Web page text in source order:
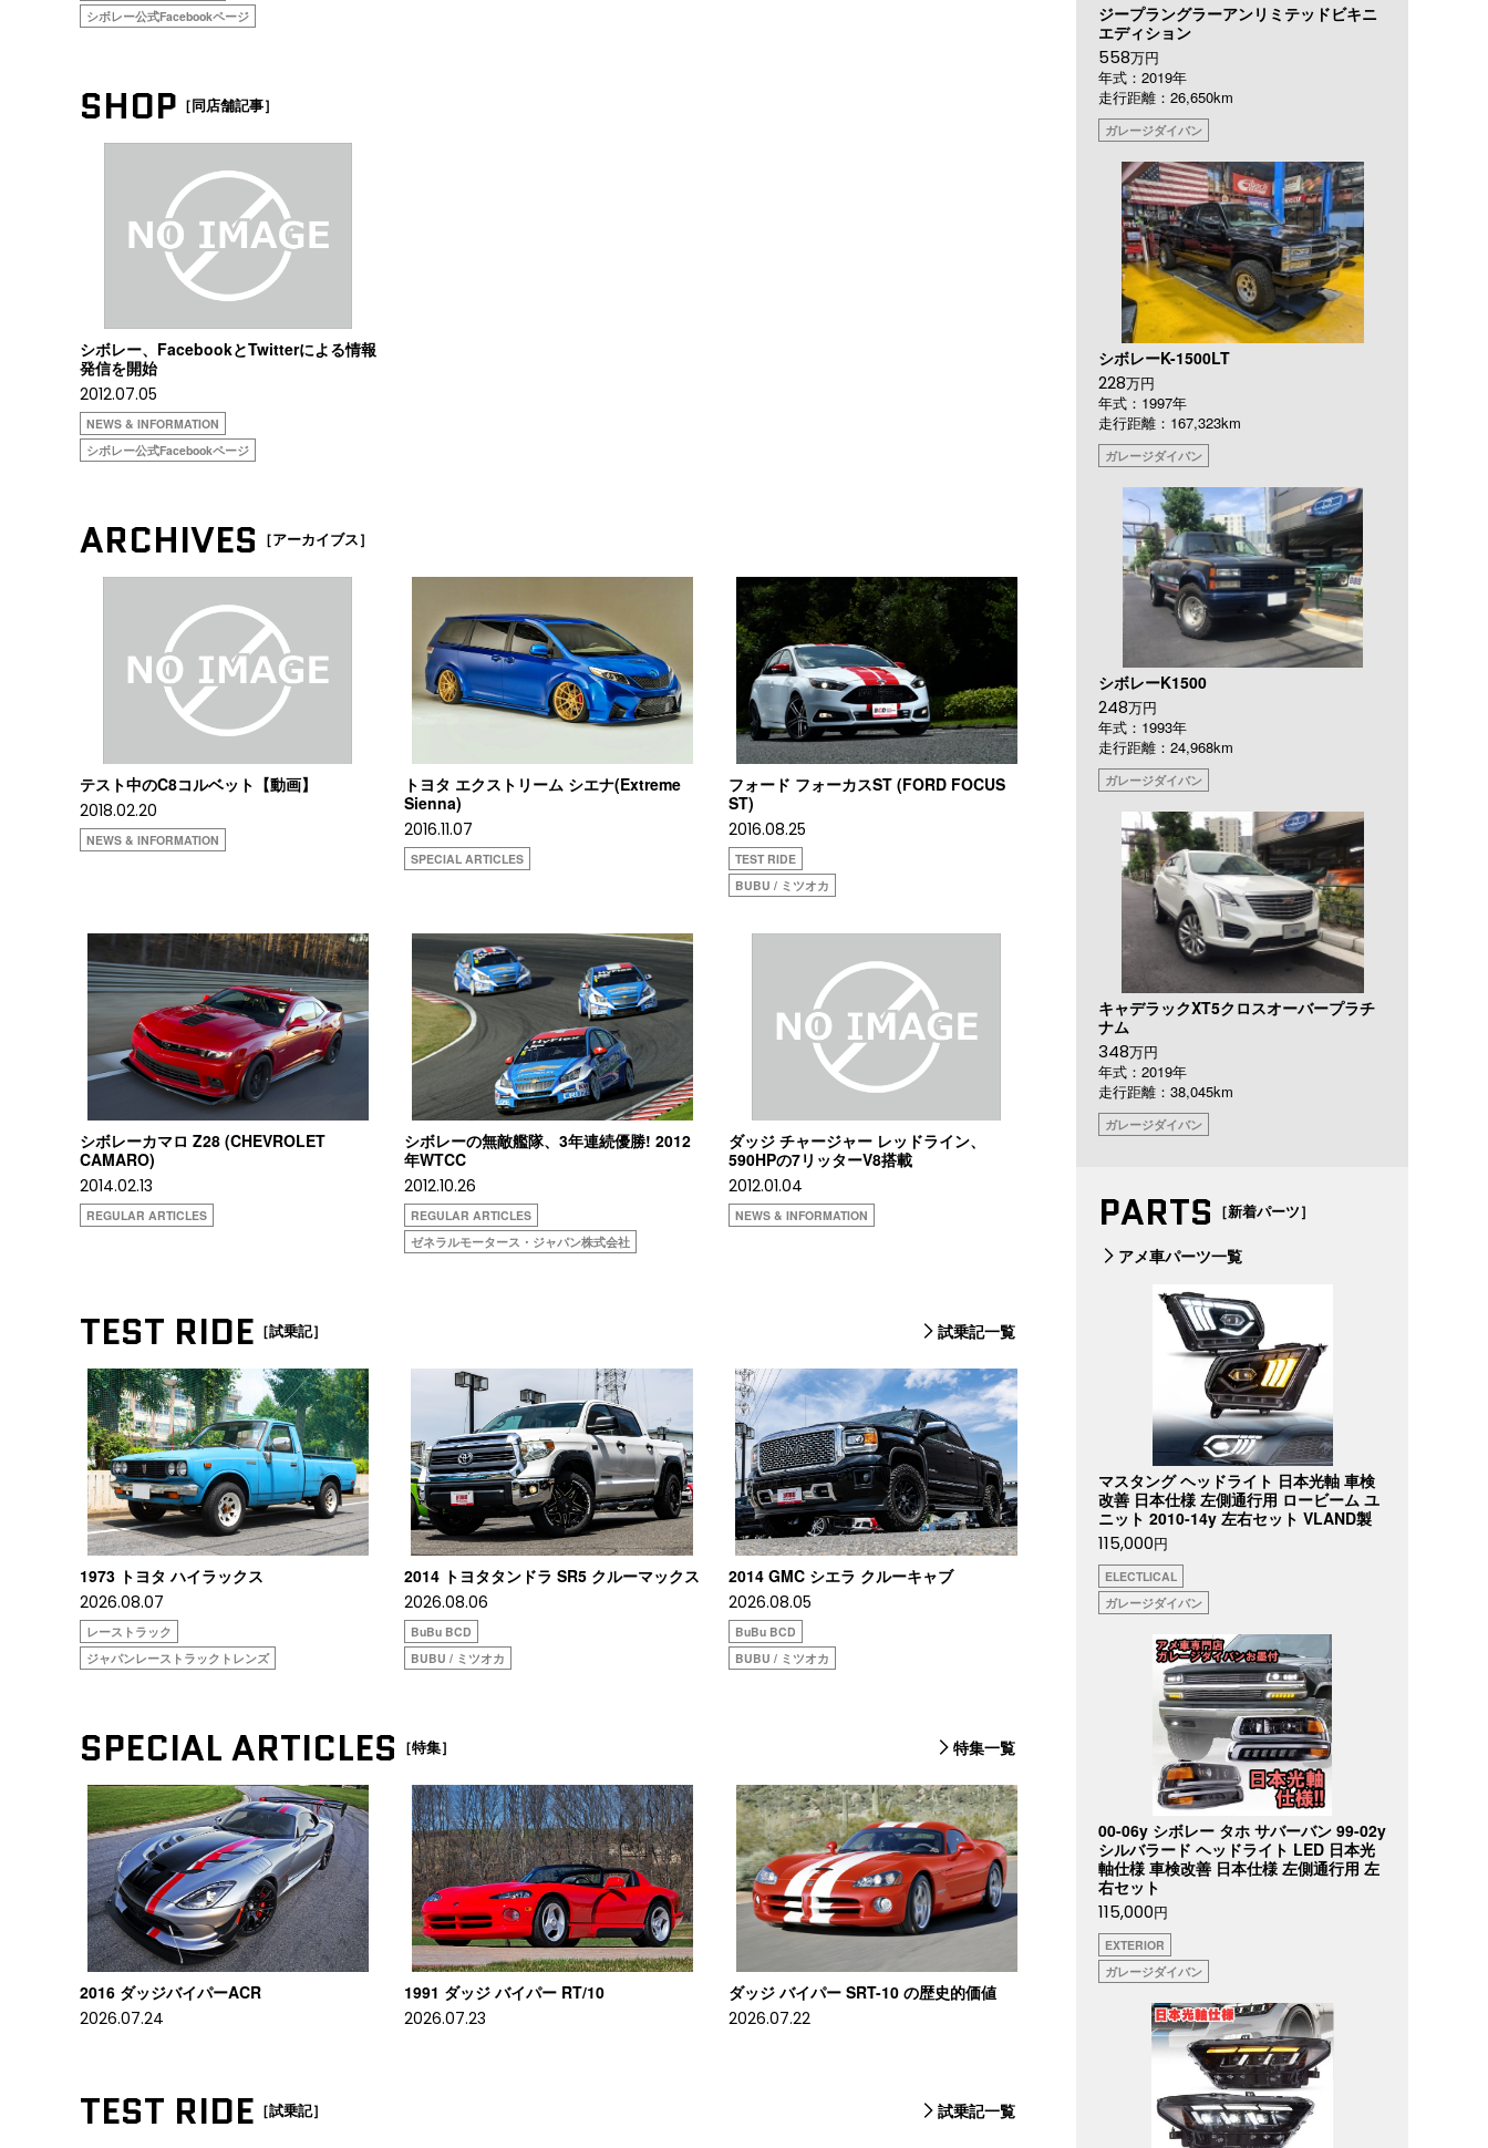
シボレー公式Facebookページ
SHOP ［同店舗記事］
シボレー、FacebookとTwitterによる情報
発信を開始
2012.07.05
NEWS & INFORMATION
シボレー公式Facebookページ
ARCHIVES ［アーカイブス］
テスト中のC8コルベット【動画】
2018.02.20
NEWS & INFORMATION
トヨタ エクストリーム シエナ(Extreme
Sienna)
2016.11.07
SPECIAL ARTICLES
フォード フォーカスST (FORD FOCUS
ST)
2016.08.25
TEST RIDE
BUBU / ミツオカ
シボレーカマロ Z28 (CHEVROLET
CAMARO)
2014.02.13
REGULAR ARTICLES
シボレーの無敵艦隊、3年連続優勝! 2012
年WTCC
2012.10.26
REGULAR ARTICLES
ゼネラルモータース・ジャパン株式会社
ダッジ チャージャー レッドライン、
590HPの7リッターV8搭載
2012.01.04
NEWS & INFORMATION
TEST RIDE ［試乗記］ 試乗記一覧
1973 トヨタ ハイラックス
2026.08.07
レーストラック
ジャパンレーストラックトレンズ
2014 トヨタタンドラ SR5 クルーマックス
2026.08.06
BuBu BCD
BUBU / ミツオカ
2014 GMC シエラ クルーキャブ
2026.08.05
BuBu BCD
BUBU / ミツオカ
SPECIAL ARTICLES ［特集］ 特集一覧
2016 ダッジバイパーACR
2026.07.24
1991 ダッジ バイパー RT/10
2026.07.23
ダッジ バイパー SRT-10 の歴史的価値
2026.07.22
TEST RIDE ［試乗記］ 試乗記一覧
ジープラングラーアンリミテッドビキニ
エディション
558万円
年式：2019年
走行距離：26,650km
ガレージダイバン
シボレーK-1500LT
228万円
年式：1997年
走行距離：167,323km
ガレージダイバン
シボレーK1500
248万円
年式：1993年
走行距離：24,968km
ガレージダイバン
キャデラックXT5クロスオーバープラチ
ナム
348万円
年式：2019年
走行距離：38,045km
ガレージダイバン
PARTS ［新着パーツ］
アメ車パーツ一覧
マスタング ヘッドライト 日本光軸 車検
改善 日本仕様 左側通行用 ロービーム ユ
ニット 2010-14y 左右セット VLAND製
115,000円
ELECTLICAL
ガレージダイバン
00-06y シボレー タホ サバーバン 99-02y
シルバラード ヘッドライト LED 日本光
軸仕様 車検改善 日本仕様 左側通行用 左
右セット
115,000円
EXTERIOR
ガレージダイバン